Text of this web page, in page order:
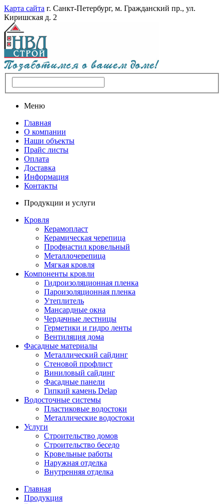
Карта сайта г. Санкт-Петербург, м. Гражданский пр., ул.
Киришская д. 2
Меню
Главная
О компании
Наши объекты
Прайс листы
Оплата
Доставка
Информация
Контакты
Продукции и услуги
Кровля
Керамопласт
Керамическая черепица
Профнастил кровельный
Металлочерепица
Мягкая кровля
Компоненты кровли
Гидроизоляционная пленка
Пароизоляционная пленка
Утеплитель
Мансардные окна
Чердачные лестницы
Герметики и гидро ленты
Вентиляция дома
Фасадные материалы
Металлический сайдинг
Стеновой профлист
Виниловый сайдинг
Фасадные панели
Гипкий камень Delap
Водосточные системы
Пластиковые водостоки
Металлические водостоки
Услуги
Строительство домов
Строительство беседо
Кровельные работы
Наружная отделка
Внутренняя отделка
Главная
Продукция